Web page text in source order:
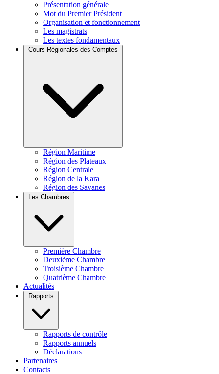
Présentation générale
Mot du Premier Président
Organisation et fonctionnement
Les magistrats
Les textes fondamentaux
Région Maritime
Région des Plateaux
Région Centrale
Région de la Kara
Région des Savanes
Première Chambre
Deuxième Chambre
Troisième Chambre
Quatrième Chambre
Actualités
Rapports de contrôle
Rapports annuels
Déclarations
Partenaires
Contacts